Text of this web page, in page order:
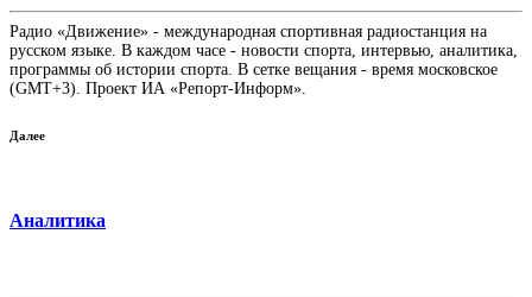
Радио «Движение» - международная спортивная радиостанция на
русском языке. В каждом часе - новости спорта, интервью, аналитика,
программы об истории спорта. В сетке вещания - время московское
(GMT+3). Проект ИА «Репорт-Информ».
Далее
Аналитика